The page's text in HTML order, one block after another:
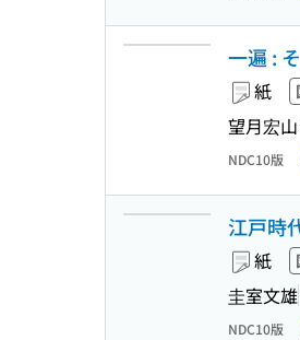
一遍 :
紙
望月宏
NDC10版
江戸時
紙
圭室文雄
NDC10版